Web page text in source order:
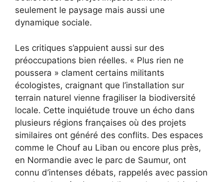
seulement le paysage mais aussi une
dynamique sociale.
Les critiques s’appuient aussi sur des
préoccupations bien réelles. « Plus rien ne
poussera » clament certains militants
écologistes, craignant que l’installation sur
terrain naturel vienne fragiliser la biodiversité
locale. Cette inquiétude trouve un écho dans
plusieurs régions françaises où des projets
similaires ont généré des conflits. Des espaces
comme le Chouf au Liban ou encore plus près,
en Normandie avec le parc de Saumur, ont
connu d’intenses débats, rappelés avec passion